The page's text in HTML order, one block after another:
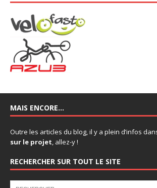
MAIS ENCORE…
Outre les articles du blog, il y a plein d’infos
sur le projet, allez-y !
RECHERCHER SUR TOUT LE SITE